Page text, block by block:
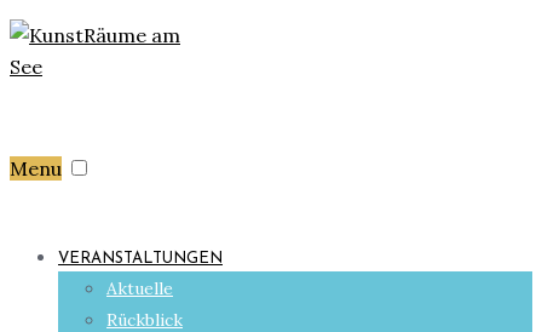
Menu
VERANSTALTUNGEN
Aktuelle
Rückblick